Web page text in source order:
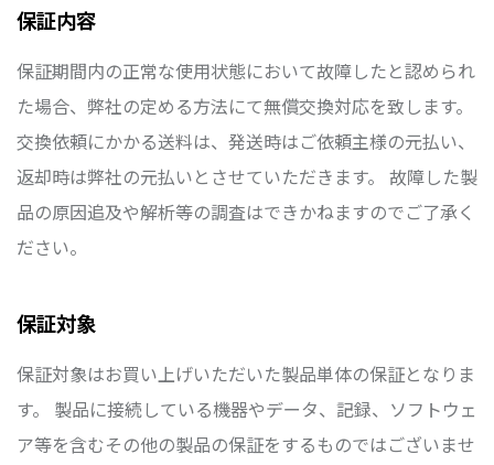
保証内容
保証期間内の正常な使用状態において故障したと認められ
た場合、弊社の定める方法にて無償交換対応を致します。
交換依頼にかかる送料は、発送時はご依頼主様の元払い、
返却時は弊社の元払いとさせていただきます。 故障した製
品の原因追及や解析等の調査はできかねますのでご了承く
ださい。
保証対象
保証対象はお買い上げいただいた製品単体の保証となりま
す。 製品に接続している機器やデータ、記録、ソフトウェ
ア等を含むその他の製品の保証をするものではございませ